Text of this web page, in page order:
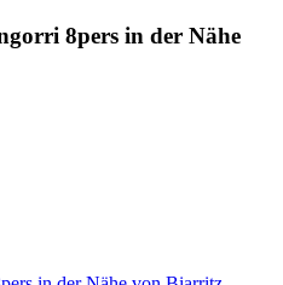
8pers in der Nähe